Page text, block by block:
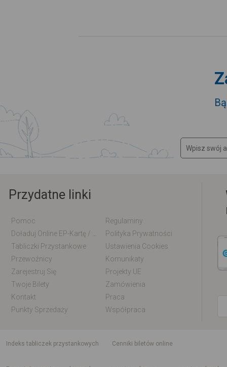
Przydatne linki
Pomoc
Regulaminy
Polityka Prywatności
Tabliczki Przystankowe
Ustawienia Cookies
Przewoźnicy
Komunikaty
Zarejestruj Się
Projekty UE
Twoje Bilety
Zamówienia
Kontakt
Praca
Punkty Sprzedaży
Współpraca
indeks tabliczek przystankowych
Cenniki biletów online